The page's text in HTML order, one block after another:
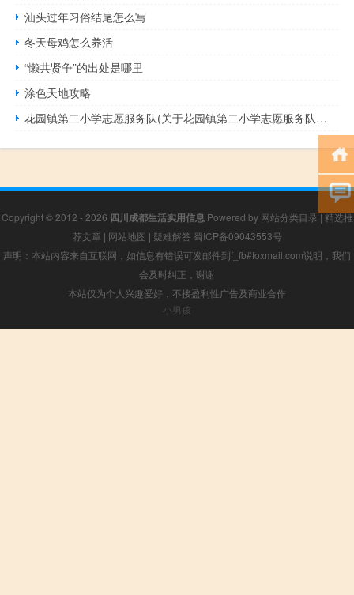
汕头过年习俗结尾怎么写
冬天母鸡怎么养活
“懒共贤争”的出处是哪里
涂色天地攻略
花园镇第二小学志愿服务队(关于花园镇第二小学志愿服务队简述)
Copyright © 2012 - 2026 四川成都生活实用信息 Powered by 网站分类目录|精选推
荐文章 | 网站地图 | 疑难解答 蜀ICP备09043553号
声明：本站内容来自互联网，如信息有错误可发邮件到f_fb#foxmail.com说明，我们
会及时纠正，谢谢
本站仅为个人兴趣爱好，不接盈利性广告及商业合作
小男孩